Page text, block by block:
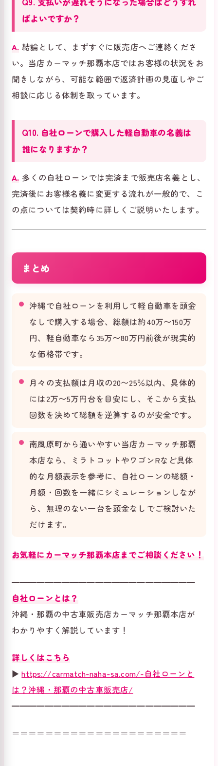
ばよいですか？
A. 結論として、まずすぐに販売店へご連絡くださ
い。当店カーマッチ那覇本店ではお客様の状況をお
聞きしながら、可能な範囲で返済計画の見直しやご
相談に応じる体制を取っています。
Q10. 自社ローンで購入した軽自動車の名義は
誰になりますか？
A. 多くの自社ローンでは完済まで販売店名義とし、
完済後にお客様名義に変更する流れが一般的で、こ
の点については契約時に詳しくご説明いたします。
まとめ
沖縄で自社ローンを利用して軽自動車を頭金
なしで購入する場合、総額は約40万〜150万
円、軽自動車なら35万〜80万円前後が現実的
な価格帯です。
月々の支払額は月収の20〜25％以内、具体的
には2万〜5万円台を目安にし、そこから支払
回数を決めて総額を逆算するのが安全です。
南風原町から通いやすい当店カーマッチ那覇
本店なら、ミラトコットやワゴンRなど具体
的な月額表示を参考に、自社ローンの総額・
月額・回数を一緒にシミュレーションしなが
ら、無理のない一台を頭金なしでご検討いた
だけます。
お気軽にカーマッチ那覇本店までご相談ください！
━━━━━━━━━━━━━━━━━━━━━━
自社ローンとは？
沖縄・那覇の中古車販売店カーマッチ那覇本店が
わかりやすく解説しています！
詳しくはこちら
▶https://carmatch-naha-sa.com/-自社ローンと
は？沖縄・那覇の中古車販売店/
━━━━━━━━━━━━━━━━━━━━━━
＝＝＝＝＝＝＝＝＝＝＝＝＝＝＝＝＝＝＝＝＝